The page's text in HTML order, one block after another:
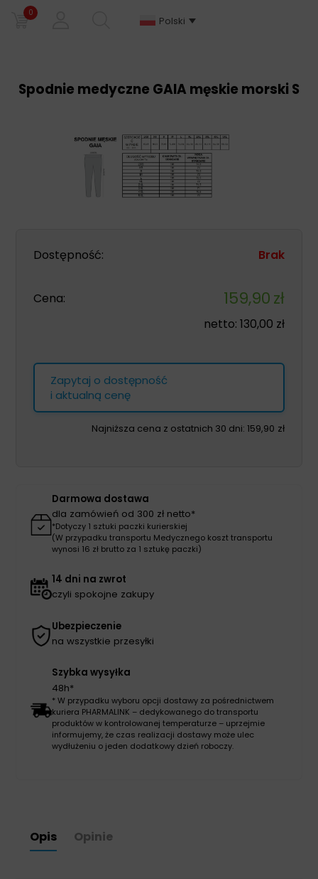
0
Polski
Spodnie medyczne GAIA męskie morski S
Dostępność: Brak
Cena: 159,90zł
netto: 130,00 zł
Zapytaj o dostępność
i aktualną cenę
Najniższa cena z ostatnich 30 dni: 159,90 zł
Darmowa dostawa
dla zamówień od 300 zł netto*
*Dotyczy 1 sztuki paczki kurierskiej
(W przypadku transportu Medycznego koszt transportu
wynosi 16 zł brutto za 1 sztukę paczki)
14 dni na zwrot
czyli spokojne zakupy
Ubezpieczenie
na wszystkie przesyłki
Szybka wysyłka
48h*
* W przypadku wyboru opcji dostawy za pośrednictwem
kuriera PHARMALINK – dedykowanego do transportu
produktów w kontrolowanej temperaturze – uprzejmie
informujemy, że czas realizacji dostawy może ulec
wydłużeniu o jeden dodatkowy dzień roboczy.
Opis Opinie